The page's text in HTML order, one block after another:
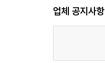
업체 공지사항